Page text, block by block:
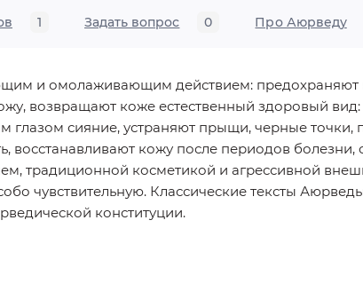
1 Задать вопрос 0 Про Аюрведу
и омолаживающим действием: предохраняют
возвращают коже естественный здоровый
глазом сияние, устраняют прыщи, черные точки,
восстанавливают кожу после периодов болезни,
традиционной косметикой и агрессивной
чувствительную. Классические тексты
конституции.